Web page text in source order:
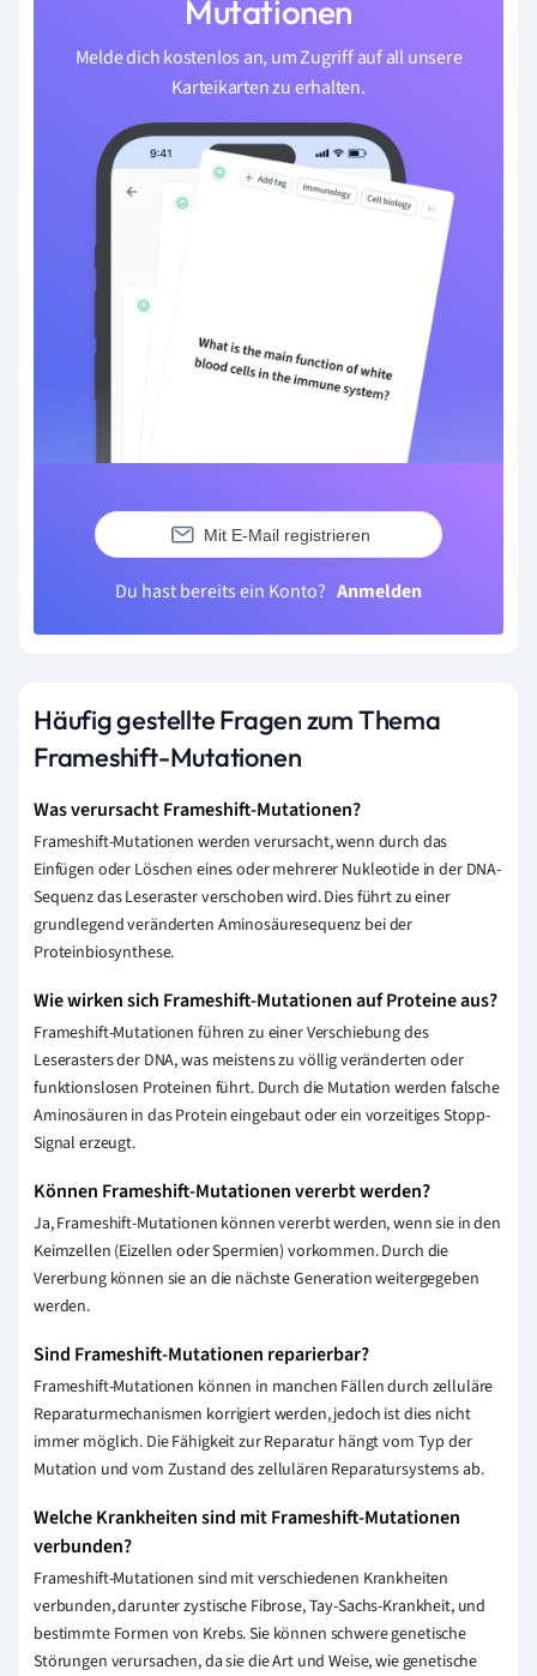
Mutationen
Melde dich kostenlos an, um Zugriff auf all unsere
Karteikarten zu erhalten.
Mit E-Mail registrieren
Du hast bereits ein Konto? Anmelden
Häufig gestellte Fragen zum Thema
Frameshift-Mutationen
Was verursacht Frameshift-Mutationen?
Frameshift-Mutationen werden verursacht, wenn durch das
Einfügen oder Löschen eines oder mehrerer Nukleotide in der DNA-
Sequenz das Leseraster verschoben wird. Dies führt zu einer
grundlegend veränderten Aminosäuresequenz bei der
Proteinbiosynthese.
Wie wirken sich Frameshift-Mutationen auf Proteine aus?
Frameshift-Mutationen führen zu einer Verschiebung des
Leserasters der DNA, was meistens zu völlig veränderten oder
funktionslosen Proteinen führt. Durch die Mutation werden falsche
Aminosäuren in das Protein eingebaut oder ein vorzeitiges Stopp-
Signal erzeugt.
Können Frameshift-Mutationen vererbt werden?
Ja, Frameshift-Mutationen können vererbt werden, wenn sie in den
Keimzellen (Eizellen oder Spermien) vorkommen. Durch die
Vererbung können sie an die nächste Generation weitergegeben
werden.
Sind Frameshift-Mutationen reparierbar?
Frameshift-Mutationen können in manchen Fällen durch zelluläre
Reparaturmechanismen korrigiert werden, jedoch ist dies nicht
immer möglich. Die Fähigkeit zur Reparatur hängt vom Typ der
Mutation und vom Zustand des zellulären Reparatursystems ab.
Welche Krankheiten sind mit Frameshift-Mutationen
verbunden?
Frameshift-Mutationen sind mit verschiedenen Krankheiten
verbunden, darunter zystische Fibrose, Tay-Sachs-Krankheit, und
bestimmte Formen von Krebs. Sie können schwere genetische
Störungen verursachen, da sie die Art und Weise, wie genetische